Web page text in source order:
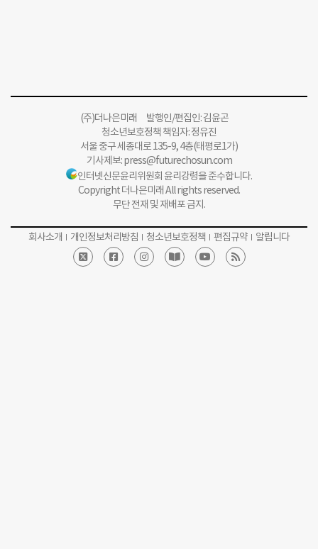
(주)더나은미래 발행인/편집인: 김윤곤
청소년보호정책 책임자: 정유진
서울 중구 세종대로 135-9, 4층(태평로1가)
기사제보:press@futurechosun.com
인터넷신문윤리위원회 윤리강령을 준수합니다.
Copyright 더나은미래 All rights reserved.
무단 전재 및 재배포 금지.
회사소개 개인정보처리방침 청소년보호정책 편집규약 알립니다